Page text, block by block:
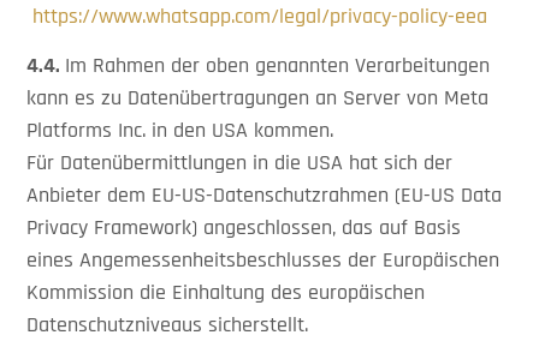
https://www.whatsapp.com/legal/privacy-policy-eea
4.4. Im Rahmen der oben genannten Verarbeitungen
kann es zu Datenübertragungen an Server von Meta
Platforms Inc. in den USA kommen.
Für Datenübermittlungen in die USA hat sich der
Anbieter dem EU-US-Datenschutzrahmen (EU-US Data
Privacy Framework) angeschlossen, das auf Basis
eines Angemessenheitsbeschlusses der Europäischen
Kommission die Einhaltung des europäischen
Datenschutzniveaus sicherstellt.